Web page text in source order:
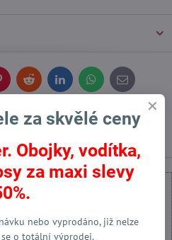
Reddit LinkedInWhatsApp
E-
mail
Následující produkt
za skvělé ceny
Obojky, vodítka,
za maxi slevy
nebo vyprodáno, již nelze
se o totální výprodej.